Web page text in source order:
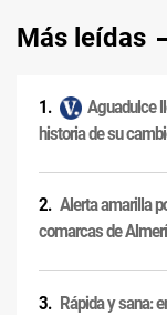
Más leídas
Aguadulce
historia de su
Alerta amarilla
comarcas de
Rápida y sana: